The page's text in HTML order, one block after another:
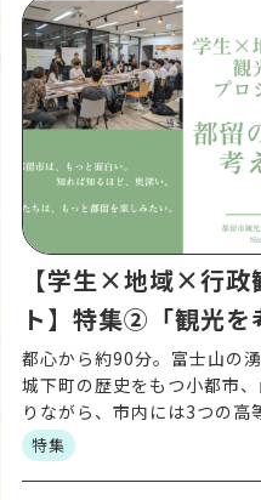
【学生×地域×行政
ト】特集②「観光を
動がスタート
都心から約90分。富士山の
城下町の歴史をもつ小都市
りながら、市内には3つの高
都市でもあります。 そんな
[…]
特集